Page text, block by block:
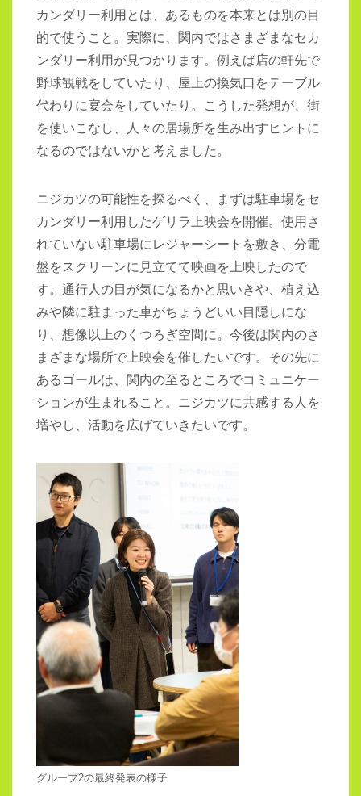
カンダリー利用とは、あるものを本来とは別の目
的で使うこと。実際に、関内ではさまざまなセカ
ンダリー利用が見つかります。例えば店の軒先で
野球観戦をしていたり、屋上の換気口をテーブル
代わりに宴会をしていたり。こうした発想が、街
を使いこなし、人々の居場所を生み出すヒントに
なるのではないかと考えました。
ニジカツの可能性を探るべく、まずは駐車場をセ
カンダリー利用したゲリラ上映会を開催。使用さ
れていない駐車場にレジャーシートを敷き、分電
盤をスクリーンに見立てて映画を上映したので
す。通行人の目が気になるかと思いきや、植え込
みや隣に駐まった車がちょうどいい目隠しにな
り、想像以上のくつろぎ空間に。今後は関内のさ
まざまな場所で上映会を催したいです。その先に
あるゴールは、関内の至るところでコミュニケー
ションが生まれること。ニジカツに共感する人を
増やし、活動を広げていきたいです。
グループ2の最終発表の様子